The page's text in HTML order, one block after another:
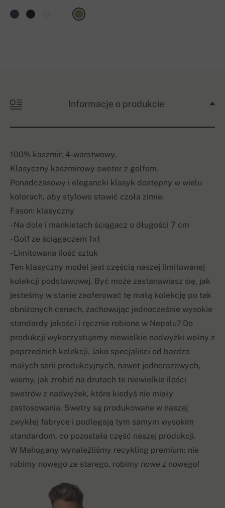
Informacje o produkcie
100% kaszmir, 4-warstwowy.
Klasyczny kaszmirowy sweter z golfem.
Ponadczasowy i elegancki klasyk dostępny w wielu
kolorach, aby stylowo stawić czoła zimie.
Fason: klasyczny
- Na dole i mankietach ściągacz o długości 7 cm
- Golf ze ściągaczem 1x1
- Limitowana ilość sztuk
Ten klasyczny model jest częścią naszej limitowanej
kolekcji podstawowej. Być może zastanawiasz się, jak
jesteśmy w stanie zaoferować tę małą kolekcję po tak
obniżonych cenach, zachowując jednocześnie wysokie
standardy jakości i ręcznie robione w Nepalu? Do
produkcji wykorzystujemy niewielkie nadwyżki wełny z
poprzednich kolekcji. Jako specjaliści od bardzo
małych serii produkcyjnych, nawet jednorazowych,
wiemy, jak zrobić na drutach te niewielkie ilości
swetrów z nadwyżek, które kiedyś nie miały
zastosowania. Swetry są produkowane w naszej
zwykłej fabryce i podlegają tym samym wysokim
standardom, co pozostała część naszej produkcji.
W Mahogany wynaleźliśmy recykling premium: nie
robimy nowego ze starego, robimy nowe z nowego!